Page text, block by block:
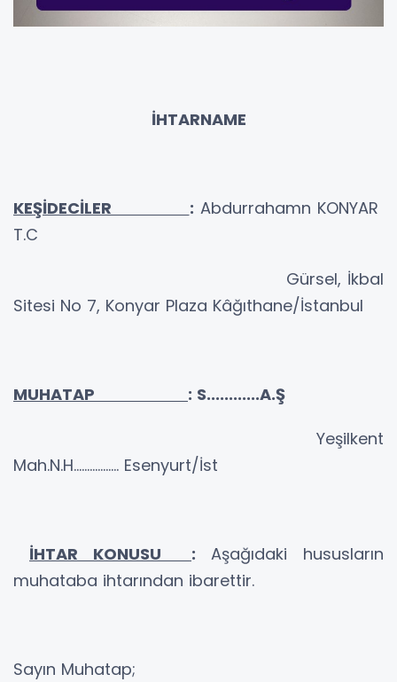
İHTARNAME
KEŞİDECİLER : Abdurrahamn KONYAR
T.C
Gürsel, İkbal
Sitesi No 7, Konyar Plaza Kâğıthane/İstanbul
MUHATAP : S............A.Ş
Yeşilkent
Mah.N.H................. Esenyurt/İst
İHTAR KONUSU : Aşağıdaki hususların
muhataba ihtarından ibarettir.
Sayın Muhatap;